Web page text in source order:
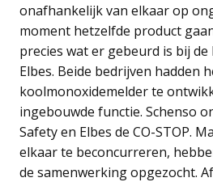
onafhankelijk van elkaar op
moment hetzelfde product
precies wat er gebeurd is bij de
Elbes. Beide bedrijven hadden
koolmonoxidemelder te
ingebouwde functie. Schenso
Safety en Elbes de CO-STOP.
elkaar te beconcurreren,
de samenwerking opgezocht.